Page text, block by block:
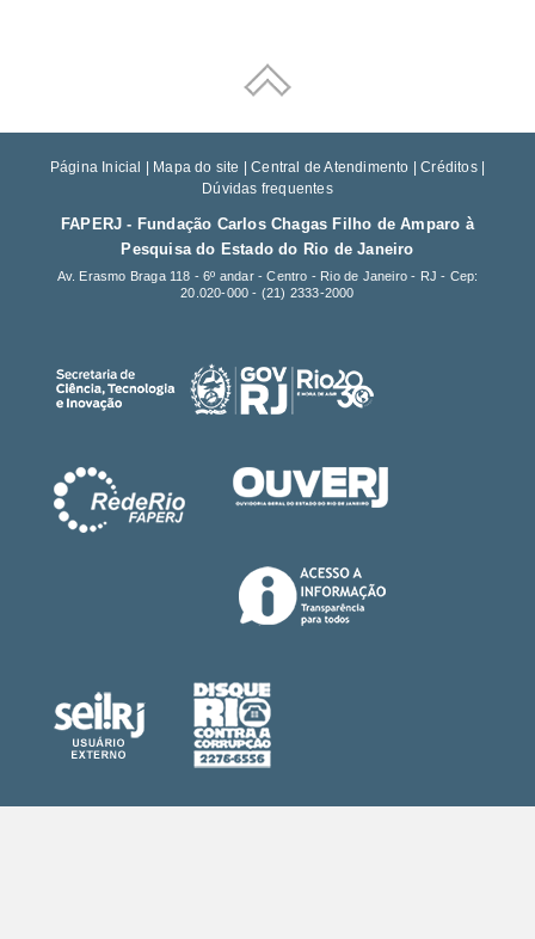
Página Inicial Mapa do site |Central de Atendimento |Créditos|
Dúvidas frequentes
FAPERJ - Fundação Carlos Chagas Filho de Amparo à
Pesquisa do Estado do Rio de Janeiro
Av. Erasmo Braga 118 - 6º andar - Centro - Rio de Janeiro - RJ - Cep:
20.020-000 - (21) 2333-2000